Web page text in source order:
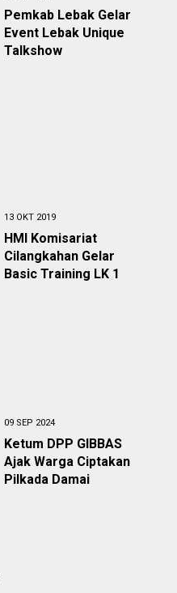
Pemkab Lebak Gelar
Event Lebak Unique
Talkshow
13 OKT 2019
HMI Komisariat
Cilangkahan Gelar
Basic Training LK 1
09 SEP 2024
Ketum DPP GIBBAS
Ajak Warga Ciptakan
Pilkada Damai